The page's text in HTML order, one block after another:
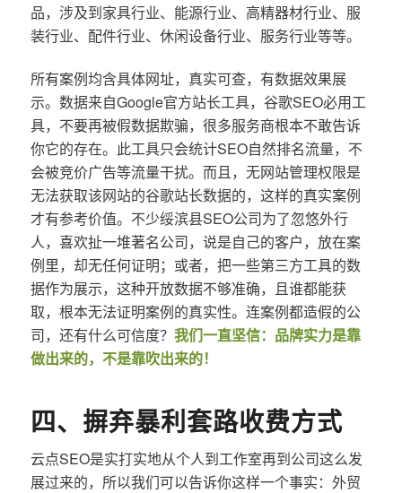
品，涉及到家具行业、能源行业、高精器材行业、服
装行业、配件行业、休闲设备行业、服务行业等等。
所有案例均含具体网址，真实可查，有数据效果展
示。数据来自Google官方站长工具，谷歌SEO必用工
具，不要再被假数据欺骗，很多服务商根本不敢告诉
你它的存在。此工具只会统计SEO自然排名流量，不
会被竞价广告等流量干扰。而且，无网站管理权限是
无法获取该网站的谷歌站长数据的，这样的真实案例
才有参考价值。不少绥滨县SEO公司为了忽悠外行
人，喜欢扯一堆著名公司，说是自己的客户，放在案
例里，却无任何证明；或者，把一些第三方工具的数
据作为展示，这种开放数据不够准确，且谁都能获
取，根本无法证明案例的真实性。连案例都造假的公
司，还有什么可信度？ 我们一直坚信：品牌实力是靠
做出来的，不是靠吹出来的！
四、摒弃暴利套路收费方式
云点SEO是实打实地从个人到工作室再到公司这么发
展过来的，所以我们可以告诉你这样一个事实：外贸